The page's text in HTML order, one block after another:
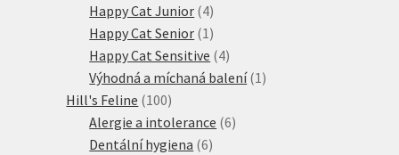
Happy Cat Junior 44
produkty
Happy Cat Senior 11
produkt
Happy Cat Sensitive 44
produkty
Výhodná a míchaná balení 11
Hill's Feline 100100
produktů
Alergie a intolerance 66
Dentální hygiena 66